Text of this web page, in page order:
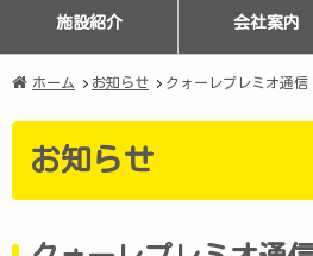
施設紹介 会社案内
ホーム お知らせ クォーレプレミオ通
お知らせ